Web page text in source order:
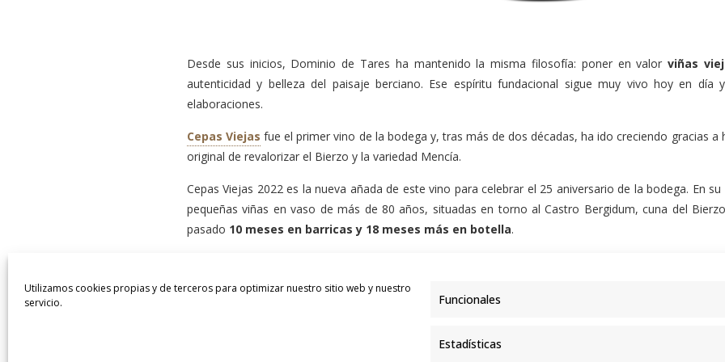
Utilizamos cookies propias y de terceros para optimizar nuestro sitio web y nuestro
servicio.
Funcionales
Estadísticas
Desde sus inicios, Dominio de Tares ha mantenido la misma filosofía: poner en valorviñas
autenticidad y belleza del paisaje berciano. Ese espíritu fundacional sigue muy vivo hoy en
elaboraciones.
Cepas Viejas fue el primer vino de la bodega y, tras más de dos décadas, ha ido creciendo gracias
original de revalorizar el Bierzo y la variedad Mencía.
Cepas Viejas 2022 es la nueva añada de este vino para celebrar el 25 aniversario de la bodega. En
pequeñas viñas en vaso de más de 80 años, situadas en torno al Castro Bergidum, cuna del
pasado 10 meses en barricas y 18 meses más en botella.